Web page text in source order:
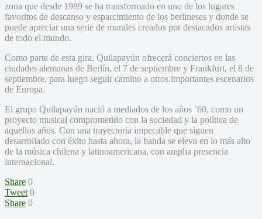
zona que desde 1989 se ha transformado en uno de los lugares
favoritos de descanso y esparcimiento de los berlineses y donde se
puede apreciar una serie de murales creados por destacados artistas
de todo el mundo.
Como parte de esta gira, Quilapayún ofrecerá conciertos en las
ciudades alemanas de Berlín, el 7 de septiembre y Frankfurt, el 8 de
septiembre, para luego seguir camino a otros importantes escenarios
de Europa.
El grupo Quilapayún nació a mediados de los años ’60, como un
proyecto musical comprometido con la sociedad y la política de
aquellos años. Con una trayectoria impecable que siguen
desarrollado con éxito hasta ahora, la banda se eleva en lo más alto
de la música chilena y latinoamericana, con amplia presencia
internacional.
Share 0
Tweet 0
Share 0